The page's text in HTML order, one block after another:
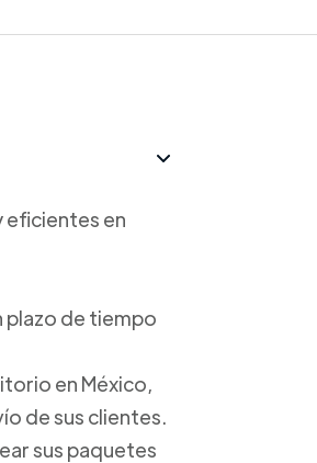
eficientes en
plazo de tiempo
en México,
de sus clientes.
sus paquetes